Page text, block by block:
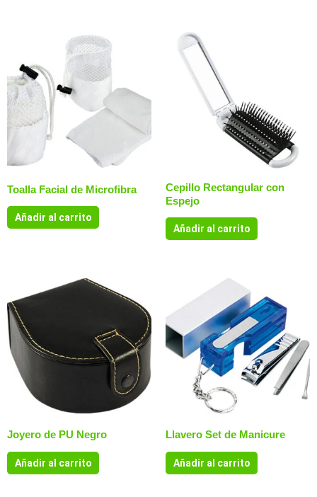
Toalla Facial de Microfibra
Añadir al carrito
Cepillo Rectangular con
Espejo
Añadir al carrito
Joyero de PU Negro
Añadir al carrito
Llavero Set de Manicure
Añadir al carrito